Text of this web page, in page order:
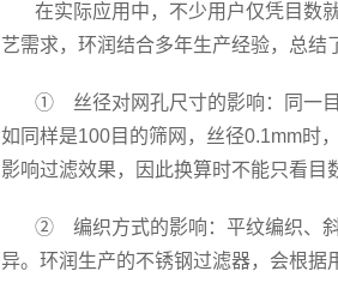
在实际应用中，不少用户仅凭目数
艺需求，环润结合多年生产经验，总结
① 丝径对网孔尺寸的影响：同一目
如同样是100目的筛网，丝径0.1mm时
影响过滤效果，因此换算时不能只看目
② 编织方式的影响：平纹编织、斜
异。环润生产的不锈钢过滤器，会根